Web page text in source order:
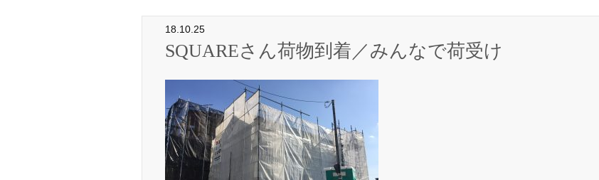
18.10.25
SQUAREさん荷物到着／みんなで荷受け